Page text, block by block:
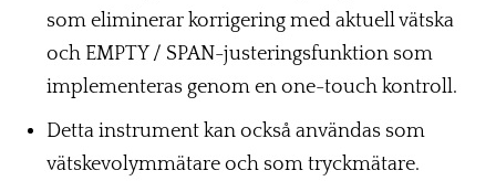
som eliminerar korrigering med aktuell vätska
och EMPTY / SPAN-justeringsfunktion som
implementeras genom en one-touch kontroll.
Detta instrument kan också användas som
vätskevolymmätare och som tryckmätare.